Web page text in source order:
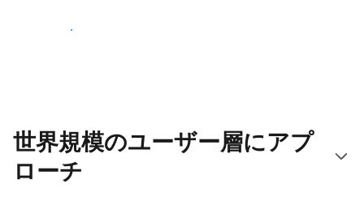
さっそく始める
世界規模のユーザー層にアプ
ローチ